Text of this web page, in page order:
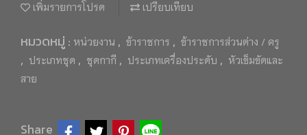
เพิ่มรายการโปรด เปรียบเทียบ
หมวดหมู่ : หน่วยงาน , ข้าราชการ , ข้าราชการส่วนต่าง / ครู
, ประเภทชุด , ชุดกากี , ประเภทเครื่องประดับ , หัวเข็มขัดและ
สาย
Share